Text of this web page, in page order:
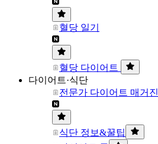
혈당 일기
혈당 다이어트
다이어트·식단
전문가 다이어트 매거진
식단 정보&꿀팁